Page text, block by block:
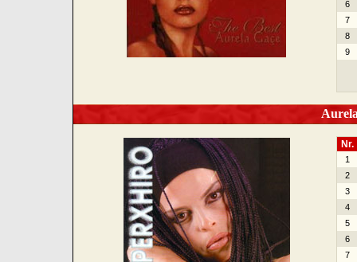
6
7
8
9
Nr.
1
2
3
4
5
6
7